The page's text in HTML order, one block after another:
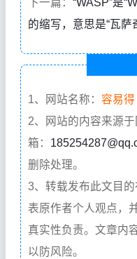
下一篇： “WASP”是
的缩写，意思是“瓦萨
1、网站名称： 容易得
2、网站的内容来源
箱：
删除处理。
3、转载发布此文目
表原作者个人观点，
真实性负责。文章内
以防风险。